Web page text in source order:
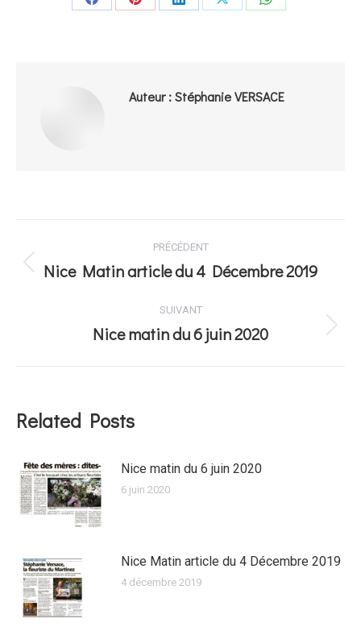
PartagerPartagerPartagerPartagerPartager
Auteur :Stéphanie VERSACE
des
PRÉCÉDENT
Article
:
Nice Matin article du 4 Décembre 2019
SUIVANT
Article
Nice matin du 6 juin 2020
Related Posts
Nice matin du 6 juin 2020
6 juin 2020
Nice Matin article du 4 Décembre 2019
4 décembre 2019